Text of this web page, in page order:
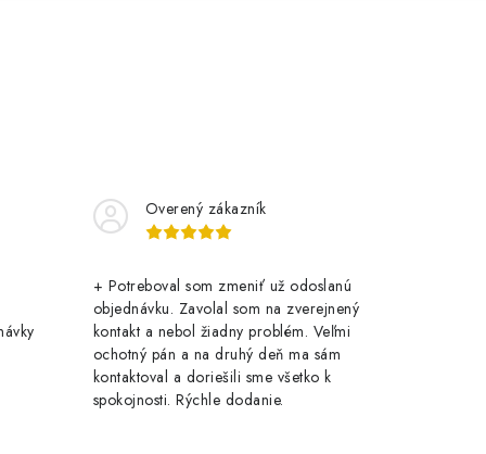
Overený zákazník
+ Potreboval som zmeniť už odoslanú
objednávku. Zavolal som na zverejnený
kontakt a nebol žiadny problém. Veľmi
ochotný pán a na druhý deň ma sám
kontaktoval a doriešili sme všetko k
spokojnosti. Rýchle dodanie.